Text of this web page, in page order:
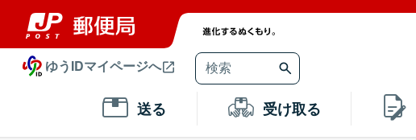
ゆうIDマイページへ
送る 受け取る